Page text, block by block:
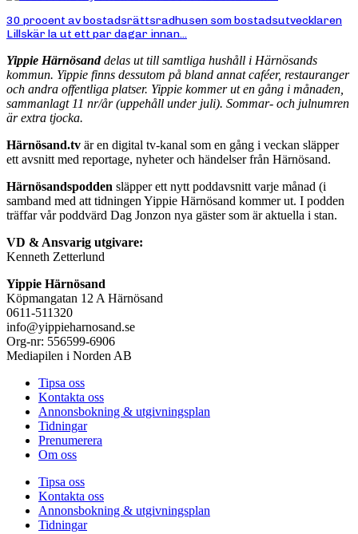
30 procent av bostadsrättsradhusen som bostadsutvecklaren
Lillskär la ut ett par dagar innan...
Yippie Härnösanddelas ut till samtliga hushåll i Härnösands
kommun. Yippie finns dessutom på bland annat caféer, restauranger
och andra offentliga platser. Yippie kommer ut en gång i månaden,
sammanlagt 11 nr/år (uppehåll under juli). Sommar- och julnumren
är extra tjocka.
Härnösand.tv är en digital tv-kanal som en gång i veckan släpper
ett avsnitt med reportage, nyheter och händelser från Härnösand.
Härnösandspodden släpper ett nytt poddavsnitt varje månad (i
samband med att tidningen Yippie Härnösand kommer ut. I podden
träffar vår poddvärd Dag Jonzon nya gäster som är aktuella i stan.
VD & Ansvarig utgivare:
Kenneth Zetterlund
Yippie Härnösand
Köpmangatan 12 A Härnösand
0611-511320
info@yippieharnosand.se
Org-nr: 556599-6906
Mediapilen i Norden AB
Tipsa oss
Kontakta oss
Annonsbokning & utgivningsplan
Tidningar
Prenumerera
Om oss
Tipsa oss
Kontakta oss
Annonsbokning & utgivningsplan
Tidningar